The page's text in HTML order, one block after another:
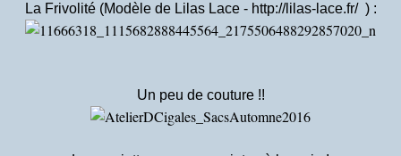
La Frivolité (Modèle de Lilas Lace - http://lilas-lace.fr/) :
Un peu de couture !!